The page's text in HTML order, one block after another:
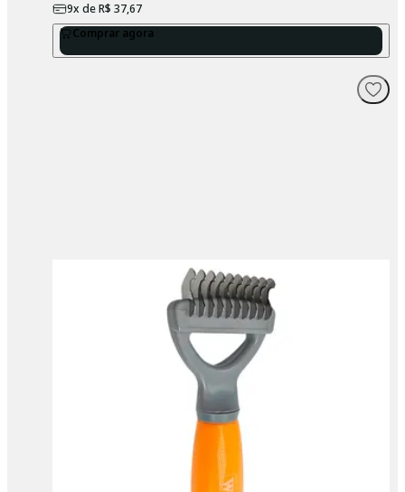
9x deR$ 37,67
Comprar agora